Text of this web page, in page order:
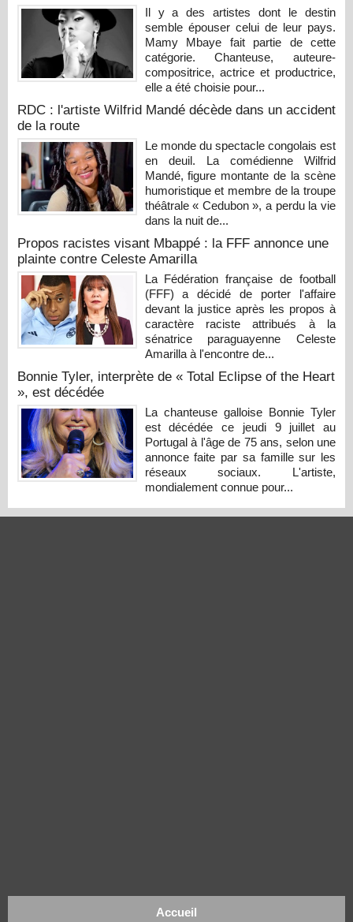
Il y a des artistes dont le destin
semble épouser celui de leur pays.
Mamy Mbaye fait partie de cette
catégorie. Chanteuse, auteure-
compositrice, actrice et productrice,
elle a été choisie pour...
RDC : l'artiste Wilfrid Mandé décède dans un accident
de la route
Le monde du spectacle congolais est
en deuil. La comédienne Wilfrid
Mandé, figure montante de la scène
humoristique et membre de la troupe
théâtrale « Cedubon », a perdu la vie
dans la nuit de...
Propos racistes visant Mbappé : la FFF annonce une
plainte contre Celeste Amarilla
La Fédération française de football
(FFF) a décidé de porter l'affaire
devant la justice après les propos à
caractère raciste attribués à la
sénatrice paraguayenne Celeste
Amarilla à l'encontre de...
Bonnie Tyler, interprète de « Total Eclipse of the Heart
», est décédée
La chanteuse galloise Bonnie Tyler
est décédée ce jeudi 9 juillet au
Portugal à l'âge de 75 ans, selon une
annonce faite par sa famille sur les
réseaux sociaux. L'artiste,
mondialement connue pour...
Accueil